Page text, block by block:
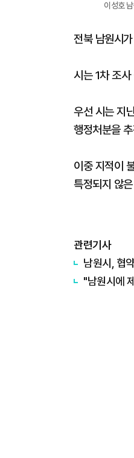
이성호
전북 남원시
시는 1차 조
우선 시는 지
행정처분을
이중 지적이
특정되지 않
관련기사
남원시, 협
"남원시에